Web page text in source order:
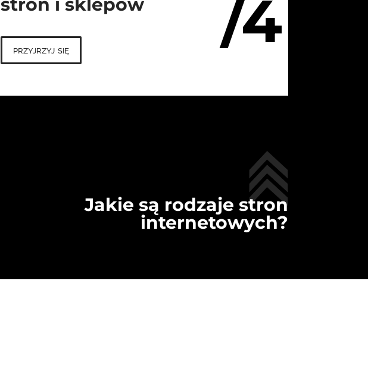
/4
stron i sklepów
przyjrzyj się
Jakie są rodzaje stron
internetowych?